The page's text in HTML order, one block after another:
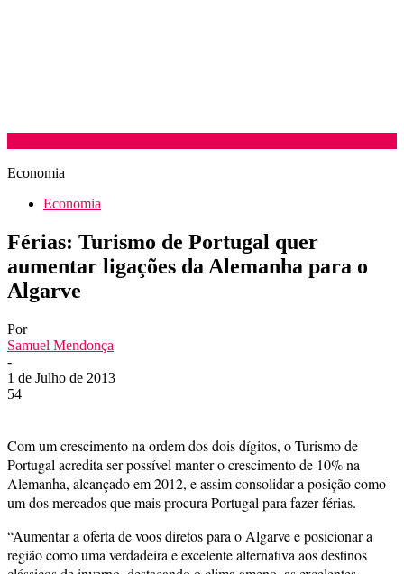
Economia
Economia
Férias: Turismo de Portugal quer
aumentar ligações da Alemanha para o
Algarve
Por
Samuel Mendonça
-
1 de Julho de 2013
54
Com um crescimento na ordem dos dois dígitos, o Turismo de
Portugal acredita ser possível manter o crescimento de 10% na
Alemanha, alcançado em 2012, e assim consolidar a posição como
um dos mercados que mais procura Portugal para fazer férias.
“Aumentar a oferta de voos diretos para o Algarve e posicionar a
região como uma verdadeira e excelente alternativa aos destinos